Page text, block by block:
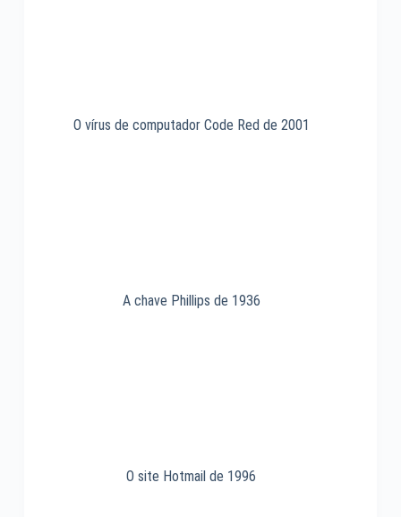
O vírus de computador Code Red de 2001
A chave Phillips de 1936
O site Hotmail de 1996